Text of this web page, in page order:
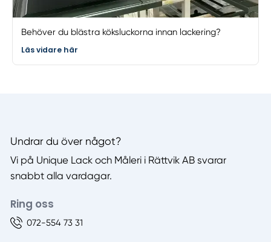
Behöver du blästra köksluckorna innan lackering?
Läs vidare här
Undrar du över något?
Vi på Unique Lack och Måleri i Rättvik AB svarar
snabbt alla vardagar.
Ring oss
072-554 73 31